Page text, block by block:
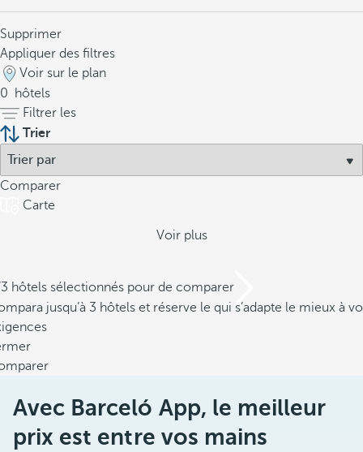
Supprimer
Appliquer des filtres
Voir sur le plan
0
hôtels
Filtrer les
Trier
Comparer
Carte
Voir plus
hôtels sélectionnés pour de comparer
jusqu’à 3 hôtels et réserve le qui s’adapte le mieux à
Avec Barceló App, le meilleur
prix est entre vos mains